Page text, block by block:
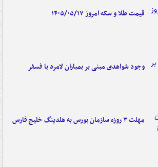
قیمت طلا و سکه امروز ۱۴۰۵/۰۵/۱۷
وجود شواهدی مبنی بر بمباران لامرد با فسفر
مهلت ۳ روزه سازمان بورس به هلدینگ خلیج فارس